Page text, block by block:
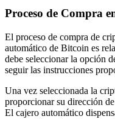
Proceso de Compra
El proceso de compra de
automático de Bitcoin es
debe seleccionar la opción
seguir las instrucciones
Una vez seleccionada la
proporcionar su dirección
El cajero automático